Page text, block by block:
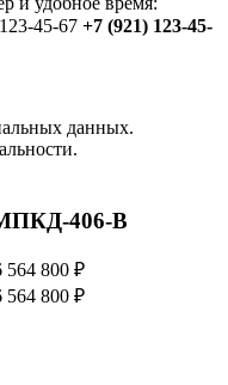
45-67 +7 (921) 123-45-
данных.
406-В
564 800 ₽
564 800 ₽